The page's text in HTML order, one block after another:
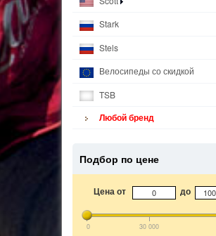
Stark
Stels
Велосипеды со скидкой
TSB
Любой бренд
Подбор по цене
Цена от до
0 30 000